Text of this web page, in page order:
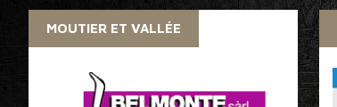
MOUTIER ET VALLÉE